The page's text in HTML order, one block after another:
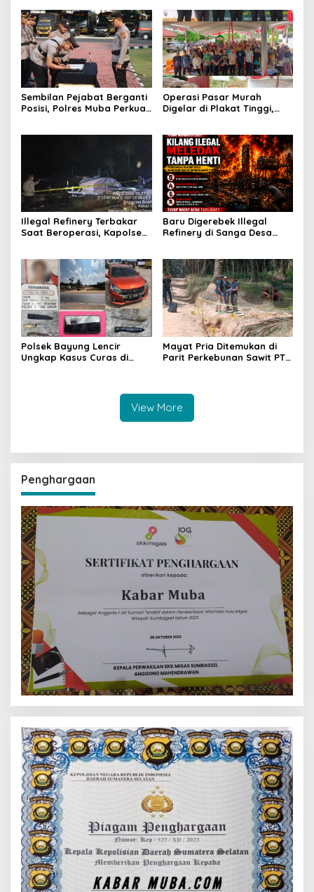
Sembilan Pejabat Berganti
Posisi, Polres Muba Perkuat
Operasi Pasar Murah
Digelar di Plakat Tinggi,
Beban Warga
Illegal Refinery Terbakar
Saat Beroperasi, Kapolsek
Pencegahan Terus
Dilakukan
Baru Digerebek Illegal
Refinery di Sanga Desa
Polsek Bayung Lencir
Ungkap Kasus Curas di
Mayat Pria Ditemukan di
Parit Perkebunan Sawit PT
View More
Penghargaan